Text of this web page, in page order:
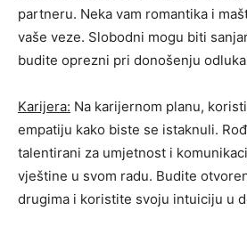
partneru. Neka vam romantika i
vaše veze. Slobodni mogu biti
budite oprezni pri donošenju
Karijera: Na karijernom planu,
empatiju kako biste se istaknuli.
talentirani za umjetnost i
vještine u svom radu. Budite
drugima i koristite svoju intuiciju u